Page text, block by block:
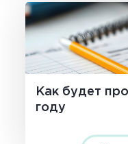
Как будет
году